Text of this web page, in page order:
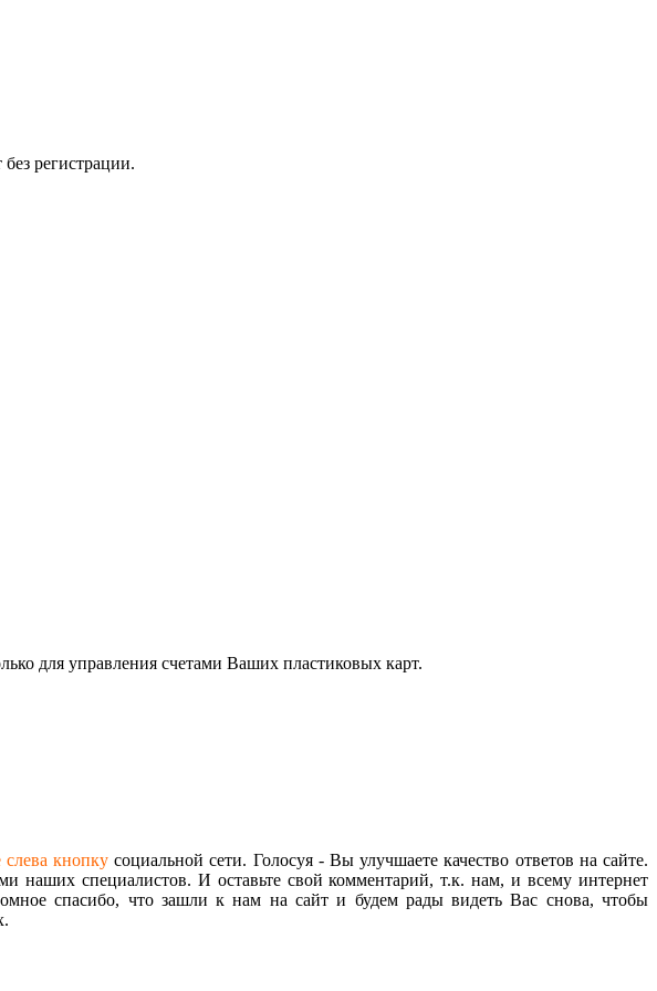
регистрации.
для управления счетами Ваших пластиковых карт.
кнопку социальной сети. Голосуя - Вы улучшаете качество ответов на сайте.
наших специалистов. И оставьте свой комментарий, т.к. нам, и всему интернет
спасибо, что зашли к нам на сайт и будем рады видеть Вас снова, чтобы